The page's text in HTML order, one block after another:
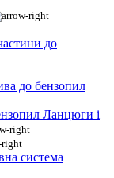
до
до бензопил
Ланцюги і
система